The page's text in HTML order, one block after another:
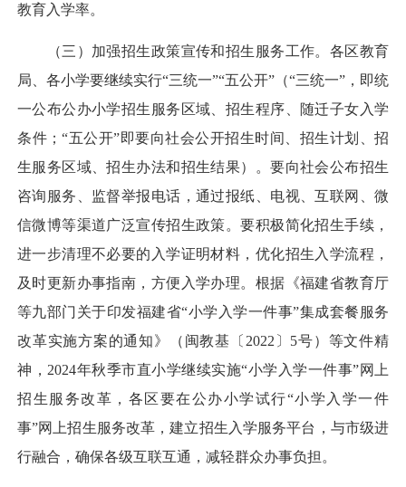
教育入学率。
（三）加强招生政策宣传和招生服务工作。各区教育
局、各小学要继续实行“三统一”“五公开”（“三统一”，即统
一公布公办小学招生服务区域、招生程序、随迁子女入学
条件；“五公开”即要向社会公开招生时间、招生计划、招
生服务区域、招生办法和招生结果）。要向社会公布招生
咨询服务、监督举报电话，通过报纸、电视、互联网、微
信微博等渠道广泛宣传招生政策。要积极简化招生手续，
进一步清理不必要的入学证明材料，优化招生入学流程，
及时更新办事指南，方便入学办理。根据《福建省教育厅
等九部门关于印发福建省“小学入学一件事”集成套餐服务
改革实施方案的通知》（闽教基〔2022〕5号）等文件精
神，2024年秋季市直小学继续实施“小学入学一件事”网上
招生服务改革，各区要在公办小学试行“小学入学一件
事”网上招生服务改革，建立招生入学服务平台，与市级进
行融合，确保各级互联互通，减轻群众办事负担。